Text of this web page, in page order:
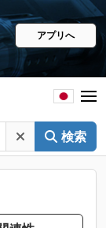
アプリへ
検索